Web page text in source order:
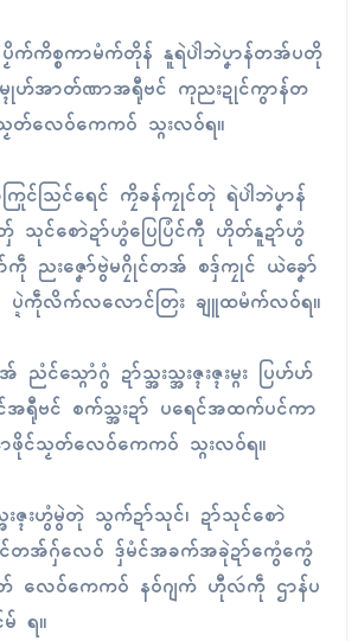
ကိစ္စကာမံက်တိုန် နူရဲပါဲဘဲပၞာန်တအ်ပတို
မ္ၚုဟ်အာတ်ဏာအရီုဗၚ် ကုညးဍုၚ်ကွာန်တ
တ်လေဝ်ကေကဝ် သ္ဂးလဝ်ရ။
ၚ်သြၚ်ရေၚ် ကၠိခန်ကၠုၚ်တုဲ ရဲပါဲဘဲပၞာန်
သုၚ်စောဲဍာ်ဟွံပြေပြံၚ်ကီု ဟိုတ်နူဍာ်ဟွံ
ၚာ်ကဵု ညးဇၞော်ဗွဲမဂၠိုၚ်တအ် စဒှ်ကၠုၚ် ယဲခၞော်
ပ္ဍဲကဵုလိက်လလောၚ်တြး ချူထမံက်လဝ်ရ။
သ္ဂောံဂွံ ဍာ်သ္အးသ္အးဇ္ၚးဇ္ၚးမ္ဂး ပြဟ်ဟ်
ရီုဗၚ် စက်သ္အးဍာ် ပရေၚ်အထက်ပၚ်ကာ
ဖိုၚ်သၟတ်လေဝ်ကေကဝ် သ္ဂးလဝ်ရ။
ဇ္ၚးဟွံမွဲတုဲ သွက်ဍာ်သုၚ်၊ ဍာ်သုၚ်စောဲ
ၚ်တအ်ဂှ်လေဝ် ဒှ်မံၚ်အခက်အခုဲဍာ်ကွေံကွေံ
တ် လေဝ်ကေကဝ် နဝ်ဂျက် ဟီုလဴကဵု ဌာန်ပ
ရ။